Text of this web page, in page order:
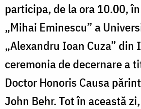
participa, de la ora 10.00,
„Mihai Eminescu” a
„Alexandru Ioan Cuza” din
ceremonia de decernare a
Doctor Honoris Causa
John Behr. Tot în această